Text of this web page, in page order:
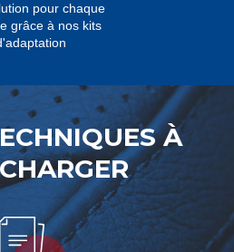
pour chaque
grâce à nos kits
À